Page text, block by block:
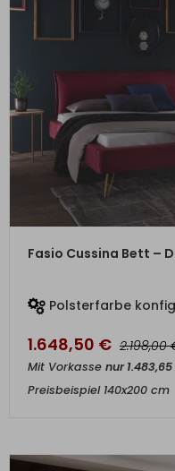
Fasio Cussina Bett –
Polsterfarbe
1.648,50 € 2.198,00
Mit Vorkasse nur1.483,65
Preisbeispiel 140x200 cm